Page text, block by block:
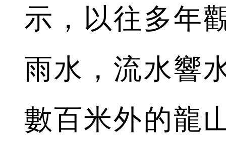
示，以往多年
雨水，流水響
數百米外的龍